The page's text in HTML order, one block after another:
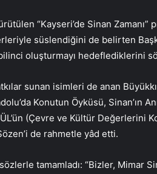
“Kayseri’de Sinan Zamanı”
süslendiğini de belirten
oluşturmayı hedeflediklerini
sunan isimleri de anan
Konutun Öyküsü, Sinan’ın
(Çevre ve Kültür Değerlerini
de rahmetle yâd etti.
tamamladı: “Bizler, Mimar